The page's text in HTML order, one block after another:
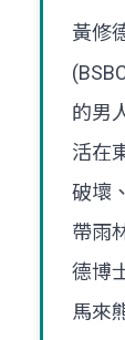
黃修
的男
活在
破壞
帶雨
德博
馬來